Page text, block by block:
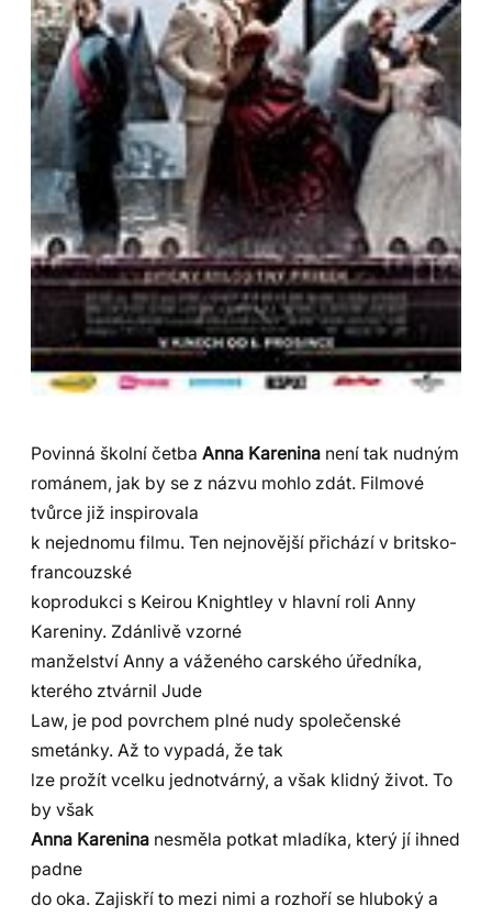
Povinná školní četba Anna Karenina není tak nudným
románem, jak by se z názvu mohlo zdát. Filmové
tvůrce již inspirovala
k nejednomu filmu. Ten nejnovější přichází v britsko-
francouzské
koprodukci s Keirou Knightley v hlavní roli Anny
Kareniny. Zdánlivě vzorné
manželství Anny a váženého carského úředníka,
kterého ztvárnil Jude
Law, je pod povrchem plné nudy společenské
smetánky. Až to vypadá, že tak
lze prožít vcelku jednotvárný, a však klidný život. To
by však
Anna Karenina nesměla potkat mladíka, který jí ihned
padne
do oka. Zajiskří to mezi nimi a rozhoří se hluboký a